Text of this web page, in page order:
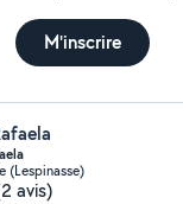
M'inscrire
(Lespinasse)
avis)